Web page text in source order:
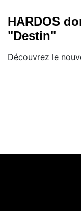
HARDOS
"Destin"
Découvrez le